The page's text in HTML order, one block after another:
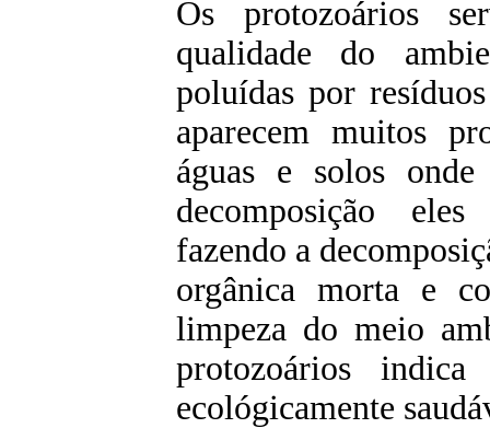
Os protozoários
qualidade do
poluídas por
aparecem muitos
águas e solos
decomposição
fazendo a
orgânica morta e
limpeza do meio
protozoários
ecológicamente